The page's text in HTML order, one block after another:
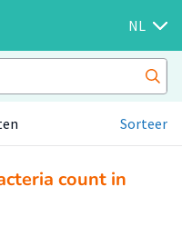
NL
Sorteer
count in